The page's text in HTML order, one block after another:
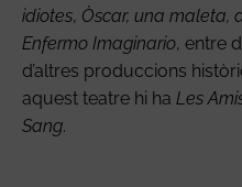
idiotes, Òscar, una maleta,
Enfermo Imaginario, entre
d’altres produccions
aquest teatre hi ha Les
Sang.